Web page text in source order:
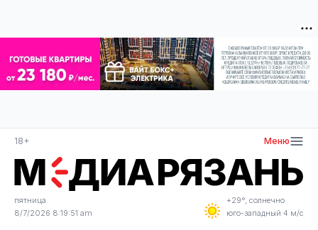
18+ Меню
пятница
8/7/2026 8:19:51 am
+29°, солнечно
юго-западный 4 м/с